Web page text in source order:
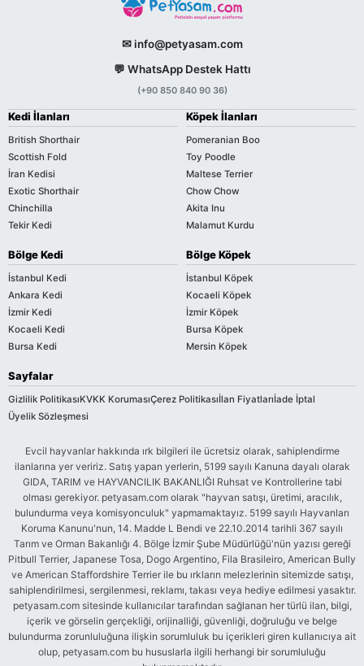
✉ info@petyasam.com
💬 WhatsApp Destek Hattı
(+90 850 840 90 36)
Kedi İlanları
British Shorthair
Scottish Fold
İran Kedisi
Exotic Shorthair
Chinchilla
Tekir Kedi
Köpek İlanları
Pomeranian Boo
Toy Poodle
Maltese Terrier
Chow Chow
Akita Inu
Malamut Kurdu
Bölge Kedi
İstanbul Kedi
Ankara Kedi
İzmir Kedi
Kocaeli Kedi
Bursa Kedi
Bölge Köpek
İstanbul Köpek
Kocaeli Köpek
İzmir Köpek
Bursa Köpek
Mersin Köpek
Sayfalar
Gizlilik PolitikasıKVKK KorumasıÇerez Politikasıİlan Fiyatlarıİade İptal
Üyelik Sözleşmesi
Evcil hayvanlar hakkında ırk bilgileri ile ücretsiz olarak, sahiplendirme
ilanlarına yer veririz. Satış yapan yerlerin, 5199 sayılı Kanuna dayalı olarak
GIDA, TARIM ve HAYVANCILIK BAKANLIĞI Ruhsat ve Kontrollerine tabi
olması gerekiyor. petyasam.com olarak "hayvan satışı, üretimi, aracılık,
bulundurma veya komisyonculuk" yapmamaktayız. 5199 sayılı Hayvanları
Koruma Kanunu'nun, 14. Madde L Bendi ve 22.10.2014 tarihli 367 sayılı
Tarım ve Orman Bakanlığı 4. Bölge İzmir Şube Müdürlüğü'nün yazısı gereği
Pitbull Terrier, Japanese Tosa, Dogo Argentino, Fila Brasileiro, American Bully
ve American Staffordshire Terrier ile bu ırkların melezlerinin sitemizde satışı,
sahiplendirilmesi, sergilenmesi, reklamı, takası veya hediye edilmesi yasaktır.
petyasam.com sitesinde kullanıcılar tarafından sağlanan her türlü ilan, bilgi,
içerik ve görselin gerçekliği, orijinalliği, güvenliği, doğruluğu ve belge
bulundurma zorunluluğuna ilişkin sorumluluk bu içerikleri giren kullanıcıya ait
olup, petyasam.com bu hususlarla ilgili herhangi bir sorumluluğu